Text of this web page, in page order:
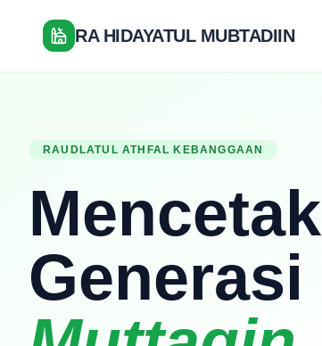
RA HIDAYATUL MUBTADIIN
RAUDLATUL ATHFAL KEBANGGAAN
Mencetak
Generasi